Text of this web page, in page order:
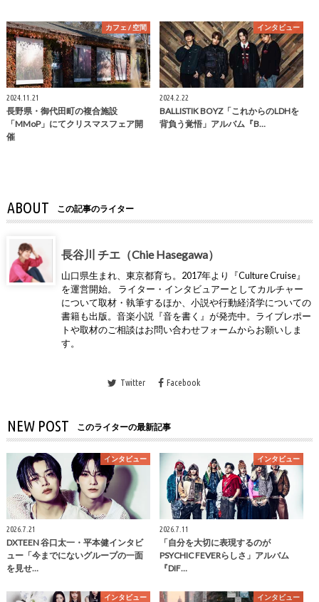
カフェ / 空間
2024.11.21
長野県・御代田町の複合施設
「MMoP」にてクリスマスフェア開
催
インタビュー
2024.2.22
BALLISTIK BOYZ「これからのLDHを
背負う覚悟」アルバム『B…
ABOUT この記事のライター
長谷川 チエ（Chie Hasegawa）
山口県生まれ、東京都育ち。2017年より『Culture Cruise』
を運営開始。 ライター・インタビュアーとしてカルチャー
について取材・執筆するほか、小説や行動経済学についての
書籍も出版。音楽小説『音を書く』が発売中。ライブレポー
トや取材のご相談はお問い合わせフォームからお願いしま
す。
Twitter Facebook
NEW POST このライターの最新記事
インタビュー
2026.7.21
DXTEEN 谷口太一・平本健インタビ
ュー「今までにないグループの一面
を見せ…
インタビュー
2026.7.11
「自分を大切に表現するのが
PSYCHIC FEVERらしさ」アルバム
『DIF…
インタビュー インタビュー